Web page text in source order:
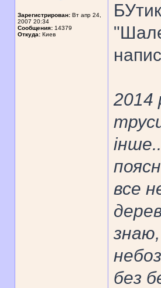
Зарегистрирован: Вт апр 24,
2007 20:34
Сообщения: 14379
Откуда: Киев
2014
все
без